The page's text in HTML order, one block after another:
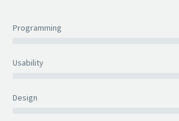
Programming
Usability
Design